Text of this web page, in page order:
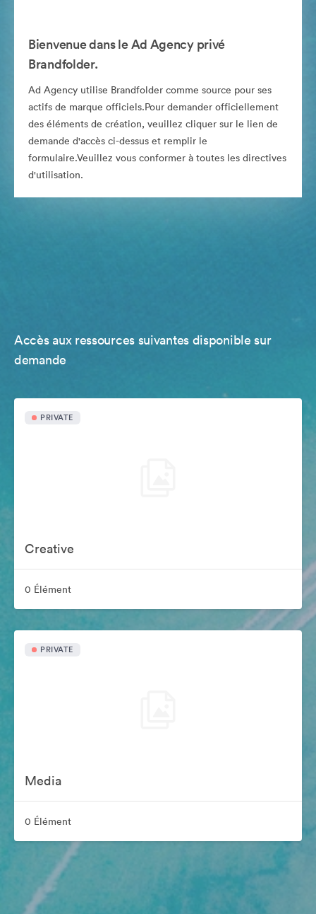
Bienvenue dans le Ad Agency privé
Brandfolder.
Ad Agency utilise Brandfolder comme source pour ses
actifs de marque officiels.Pour demander officiellement
des éléments de création, veuillez cliquer sur le lien de
demande d'accès ci-dessus et remplir le
formulaire.Veuillez vous conformer à toutes les directives
d'utilisation.
Accès aux ressources suivantes disponible sur
demande
PRIVATE
Creative
0 Élément
PRIVATE
Media
0 Élément